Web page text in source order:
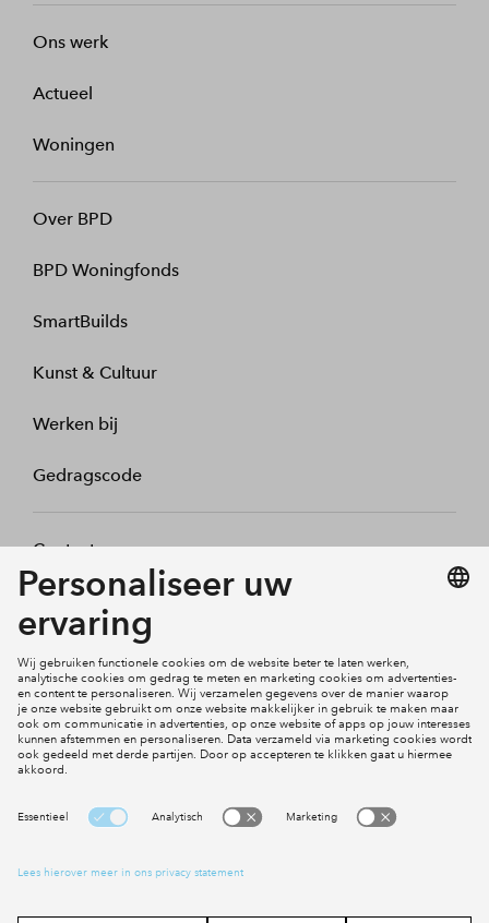
Ons werk
Actueel
Woningen
Over BPD
BPD Woningfonds
SmartBuilds
Kunst & Cultuur
Werken bij
Gedragscode
Contact
Mijn profiel
Social Media
Cookies